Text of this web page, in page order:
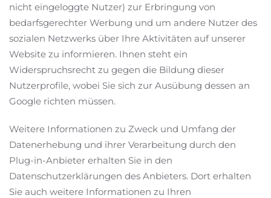
nicht eingeloggte Nutzer) zur Erbringung von
bedarfsgerechter Werbung und um andere Nutzer des
sozialen Netzwerks über Ihre Aktivitäten auf unserer
Website zu informieren. Ihnen steht ein
Widerspruchsrecht zu gegen die Bildung dieser
Nutzerprofile, wobei Sie sich zur Ausübung dessen an
Google richten müssen.
Weitere Informationen zu Zweck und Umfang der
Datenerhebung und ihrer Verarbeitung durch den
Plug-in-Anbieter erhalten Sie in den
Datenschutzerklärungen des Anbieters. Dort erhalten
Sie auch weitere Informationen zu Ihren